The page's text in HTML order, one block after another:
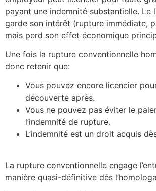
payant une indemnité substantielle. Le
garde son intérêt (rupture immédiate,
mais perd son effet économique
Une fois la rupture conventionnelle
donc retenir que:
Vous pouvez encore licencier
découverte après.
Vous ne pouvez pas éviter le
l’indemnité de rupture.
L’indemnité est un droit acquis
La rupture conventionnelle engage
manière quasi-définitive dès